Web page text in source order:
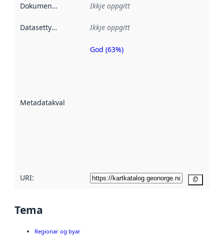
Dokumentasjon Ikkje oppgitt
Datasettype Ikkje oppgitt
Metadatakvalitet
Metadatakvalitet
God (63%)
URI:
Tema
Regionar og byar